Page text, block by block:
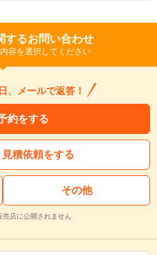
するお問い合わせ
容を選択してください
、メールで返答！
約をする
積依頼をする
その他
店に公開されません